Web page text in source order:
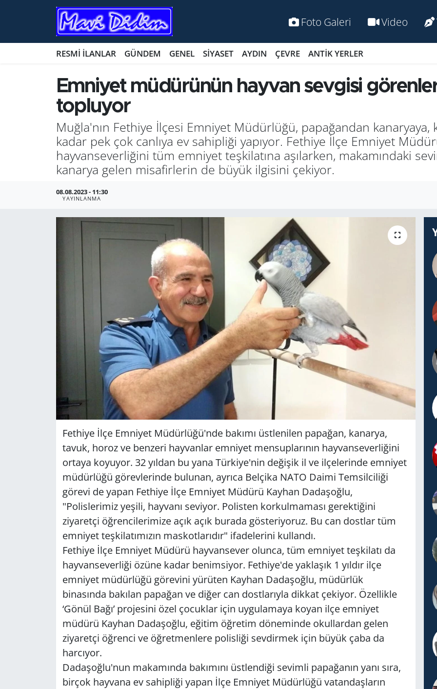
Foto Galeri Video
RESMİ İLANLAR GÜNDEM GENEL SİYASET AYDIN ÇEVRE ANTİK YERLER
Emniyet müdürünün hayvan sevgisi
topluyor
Muğla'nın Fethiye İlçesi Emniyet Müdürlüğü, papağandan
kadar pek çok canlıya ev sahipliği yapıyor. Fethiye İlçe Emniyet
hayvanseverliğini tüm emniyet teşkilatına aşılarken, makamındaki
kanarya gelen misafirlerin de büyük ilgisini çekiyor.
08.08.2023 - 11:30
YAYINLANMA
Fethiye İlçe Emniyet Müdürlüğü'nde bakımı üstlenilen papağan, kanarya,
tavuk, horoz ve benzeri hayvanlar emniyet mensuplarının hayvanseverliğini
ortaya koyuyor. 32 yıldan bu yana Türkiye'nin değişik il ve ilçelerinde emniyet
müdürlüğü görevlerinde bulunan, ayrıca Belçika NATO Daimi Temsilciliği
görevi de yapan Fethiye İlçe Emniyet Müdürü Kayhan Dadaşoğlu,
"Polislerimiz yeşili, hayvanı seviyor. Polisten korkulmaması gerektiğini
ziyaretçi öğrencilerimize açık açık burada gösteriyoruz. Bu can dostlar tüm
emniyet teşkilatımızın maskotlarıdır" ifadelerini kullandı.
Fethiye İlçe Emniyet Müdürü hayvansever olunca, tüm emniyet teşkilatı da
hayvanseverliği özüne kadar benimsiyor. Fethiye'de yaklaşık 1 yıldır ilçe
emniyet müdürlüğü görevini yürüten Kayhan Dadaşoğlu, müdürlük
binasında bakılan papağan ve diğer can dostlarıyla dikkat çekiyor. Özellikle
‘Gönül Bağı’ projesini özel çocuklar için uygulamaya koyan ilçe emniyet
müdürü Kayhan Dadaşoğlu, eğitim öğretim döneminde okullardan gelen
ziyaretçi öğrenci ve öğretmenlere polisliği sevdirmek için büyük çaba da
harcıyor.
Dadaşoğlu'nun makamında bakımını üstlendiği sevimli papağanın yanı sıra,
birçok hayvana ev sahipliği yapan İlçe Emniyet Müdürlüğü vatandaşların
ANTİK YERLER
BİLİM VE TEKNOLOJİ
EĞİTİM
Nöbetçi Eczaneler
Namaz Vakitleri
Trafik Durumu
Süper Lig Puan Durumu ve Fikstür
Tüm Manşetler